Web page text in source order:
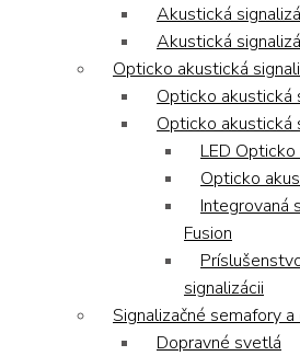
Akustická
Akustická
Opticko akustická
Opticko akustická
Opticko akustická
LED
Opticko
Integrovaná
Fusion
signalizácii
Signalizačné semafory
Dopravné svetlá